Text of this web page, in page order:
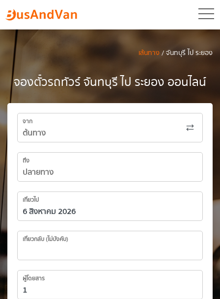
เส้นทาง/ จันทบุรี ไป ระยอง
จองตั๋วรถทัวร์ จันทบุรี ไป ระยอง ออนไลน์
จาก
ถึง
เที่ยวไป
เที่ยวกลับ (ไม่บังคับ)
ผู้โดยสาร